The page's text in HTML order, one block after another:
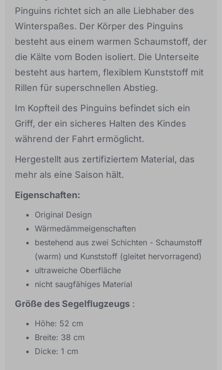
Pinguins richtet sich an alle Liebhaber des
Winterspaßes. Der Körper des Pinguins
besteht aus einem warmen Schaumstoff, der
die Kälte vom Boden isoliert. Die Unterseite
besteht aus hartem, flexiblem Kunststoff mit
Rillen für superschnellen Abstieg.
Im Kopfteil des Pinguins befindet sich ein
Griff, der ein sicheres Halten des Kindes
während der Fahrt ermöglicht.
Hergestellt aus zertifiziertem Material, das
mehr als eine Saison hält.
Eigenschaften:
Original Design
Wärmedämmeigenschaften
bestehend aus zwei Schichten - Schaumstoff
(warm) und Kunststoff (gleitet hervorragend)
ultraweiche Oberfläche
nicht saugfähiges Material
Größe des Segelflugzeugs :
Höhe: 52 cm
Breite: 38 cm
Dicke: 1 cm